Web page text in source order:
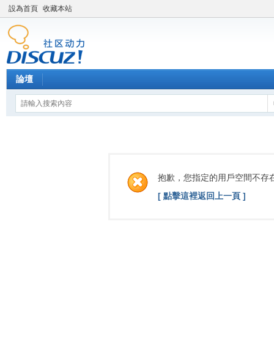
設為首頁 收藏本站
論壇
抱歉，您指定的用戶空間不存
[ 點擊這裡返回上一頁 ]